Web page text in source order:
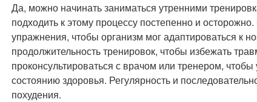
Да, можно начинать заниматься утренними
подходить к этому процессу постепенно и
упражнения, чтобы организм мог адаптироваться к
продолжительность тренировок, чтобы избежать
проконсультироваться с врачом или тренером,
состоянию здоровья. Регулярность и
похудения.